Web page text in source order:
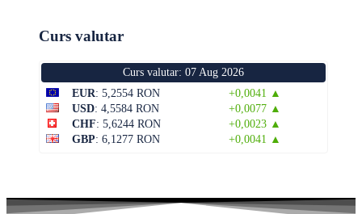
Curs valutar
Curs valutar: 07 Aug 2026
EUR: 5,2554 RON
+0,0041 ▲
USD: 4,5584 RON
+0,0077 ▲
CHF: 5,6244 RON
+0,0023 ▲
GBP: 6,1277 RON +0,0041 ▲